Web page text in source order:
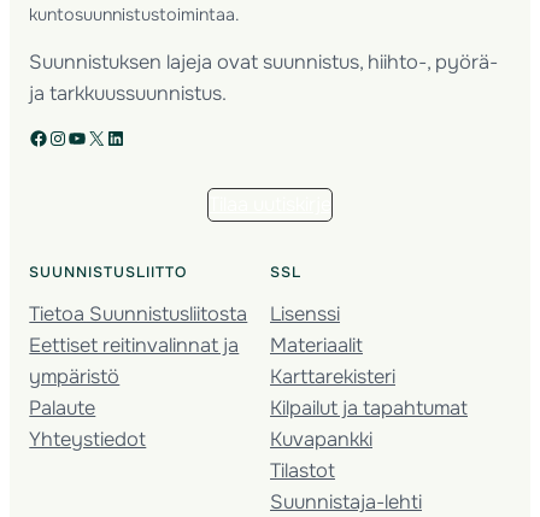
kuntosuunnistustoimintaa.
Suunnistuksen lajeja ovat suunnistus, hiihto-, pyörä-
ja tarkkuussuunnistus.
Facebook Instagram YouTube X LinkedIn
SUUNNISTUSLIITTO
Tietoa Suunnistusliitosta
Eettiset reitinvalinnat ja
ympäristö
Palaute
Yhteystiedot
SSL
Lisenssi
Materiaalit
Karttarekisteri
Kilpailut ja tapahtumat
Kuvapankki
Tilastot
Suunnistaja-lehti